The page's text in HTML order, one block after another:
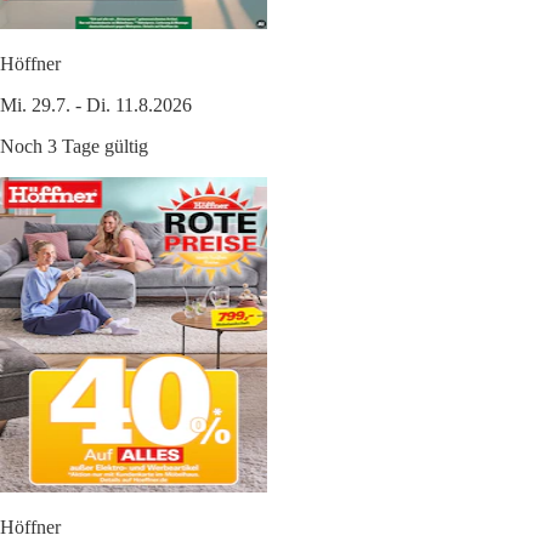
Höffner
Mi. 29.7. - Di. 11.8.2026
Noch 3 Tage gültig
Höffner